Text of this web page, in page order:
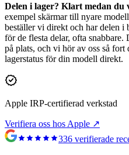
Delen i lager? Klart medan du
exempel skärmar till nyare
beställer vi direkt och har delen i
för de flesta delar, ofta
på plats, och vi hör av oss så fort
lagerstatus för din modell direkt.
Apple IRP-certifierad verkstad
Verifiera oss hos Apple ↗
336 verifierade